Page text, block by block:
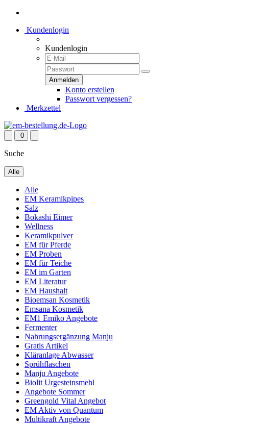
Kundenlogin
Kundenlogin
Konto erstellen
Passwort vergessen?
Merkzettel
0
Suche
Alle
Alle
EM Keramikpipes
Salz
Bokashi Eimer
Wellness
Keramikpulver
EM für Pferde
EM Proben
EM für Teiche
EM im Garten
EM Literatur
EM Haushalt
Bioemsan Kosmetik
Emsana Kosmetik
EM1 Emiko Angebote
Fermenter
Nahrungsergänzung Manju
Gratis Artikel
Kläranlage Abwasser
Sprühflaschen
Manju Angebote
Biolit Urgesteinsmehl
Angebote Sommer
Greengold Vital Angebot
EM Aktiv von Quantum
Multikraft Angebote